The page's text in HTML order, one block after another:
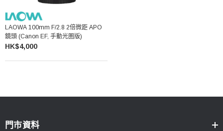
LAOWA 100mm F/2.8 2倍微距 APO
鏡頭 (Canon EF, 手動光圏版)
HK$4,000
門市資料